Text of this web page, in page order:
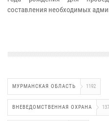
составления необходимых
МУРМАНСКАЯ ОБЛАСТЬ 1192
ВНЕВЕДОМСТВЕННАЯ ОХРАНА